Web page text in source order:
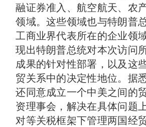
融证券准入、航空航天、农
领域。这些领域也与特朗普
工商业界代表所在的企业领
现出特朗普总统对本次访问
成果的针对性部署，以及这
贸关系中的决定性地位。据
还同意成立一个中美之间的
资理事会，解决在具体问题
对等关税框架下管理两国经